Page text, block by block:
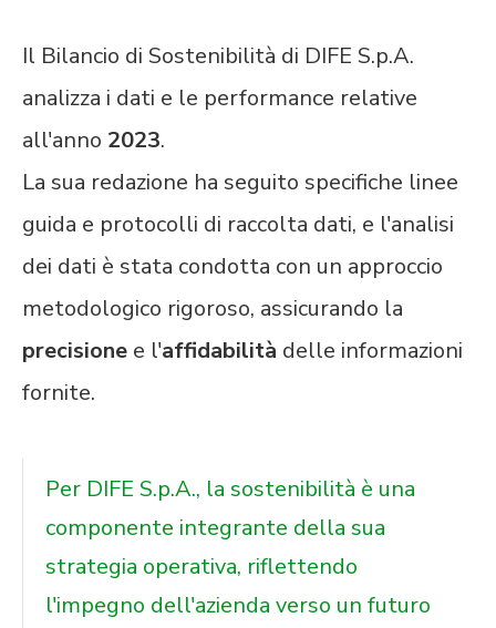
Il Bilancio di Sostenibilità di DIFE S.p.A.
analizza i dati e le performance relative
all'anno 2023.
La sua redazione ha seguito specifiche linee
guida e protocolli di raccolta dati, e l'analisi
dei dati è stata condotta con un approccio
metodologico rigoroso, assicurando la
precisione e l'affidabilità delle informazioni
fornite.
Per DIFE S.p.A., la sostenibilità è una
componente integrante della sua
strategia operativa, riflettendo
l'impegno dell'azienda verso un futuro